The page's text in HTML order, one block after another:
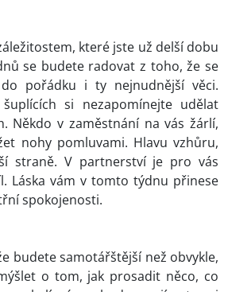
které jste už delší dobu
se budete radovat z toho, že se
pořádku i ty nejnudnější věci.
si nezapomínejte udělat
Někdo v zaměstnání na vás žárlí,
nohy pomluvami. Hlavu vzhůru,
straně. V partnerství je pro vás
Láska vám v tomto týdnu přinese
spokojenosti.
budete samotářštější než obvykle,
o tom, jak prosadit něco, co